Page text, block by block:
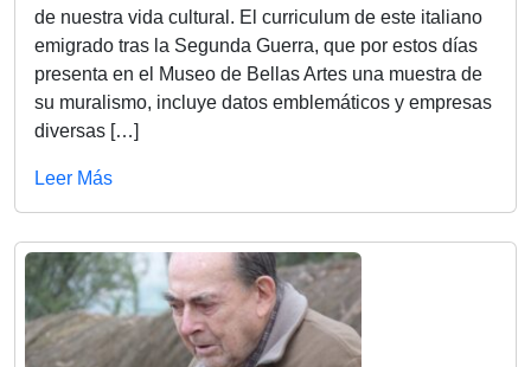
de nuestra vida cultural. El curriculum de este italiano
emigrado tras la Segunda Guerra, que por estos días
presenta en el Museo de Bellas Artes una muestra de
su muralismo, incluye datos emblemáticos y empresas
diversas […]
Leer Más